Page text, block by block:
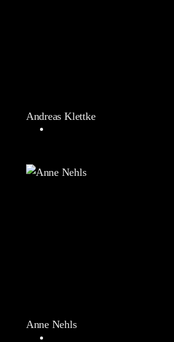
Andreas Klettke
Anne Nehls